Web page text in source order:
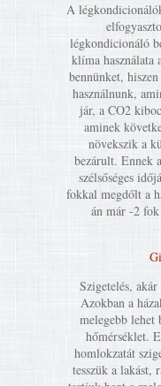
A
légkondicionáló
klíma használata
bennünket,
használnunk,
jár, a CO2
aminek
növekszik a
bezárult. Ennek
szélsőséges
fokkal megdőlt a
án már -2
Szigetelés,
Azokban a
melegebb
hőmérséklet.
homlokzatát
tesszük a lakást,